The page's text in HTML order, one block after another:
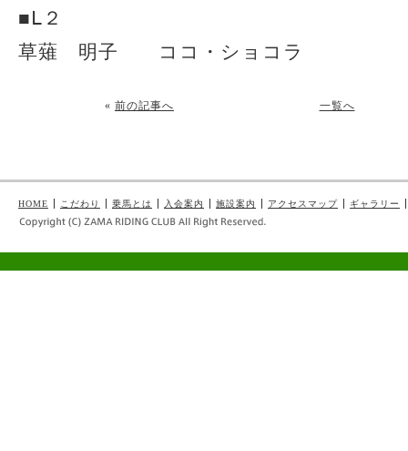
■Ⅼ２
草薙 明子 ココ・ショコラ
« 前の記事へ 一覧へ
HOME こだわり 乗馬とは 入会案内 施設案内 アクセスマップ ギャラリー